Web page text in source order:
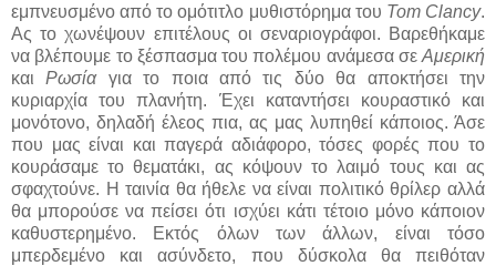
εμπνευσμένο από το ομότιτλο μυθιστόρημα του Tom Clancy.
Ας το χωνέψουν επιτέλους οι σεναριογράφοι. Βαρεθήκαμε
να βλέπουμε το ξέσπασμα του πολέμου ανάμεσα σε Αμερική
και Ρωσίαγια το ποια από τις δύο θα αποκτήσει την
κυριαρχία του πλανήτη. Έχει καταντήσει κουραστικό και
μονότονο, δηλαδή έλεος πια, ας μας λυπηθεί κάποιος. Άσε
που μας είναι και παγερά αδιάφορο, τόσες φορές που το
κουράσαμε το θεματάκι, ας κόψουν το λαιμό τους και ας
σφαχτούνε. Η ταινία θα ήθελε να είναι πολιτικό θρίλερ αλλά
θα μπορούσε να πείσει ότι ισχύει κάτι τέτοιο μόνο κάποιον
καθυστερημένο. Εκτός όλων των άλλων, είναι τόσο
μπερδεμένο και ασύνδετο, που δύσκολα θα πειθόταν